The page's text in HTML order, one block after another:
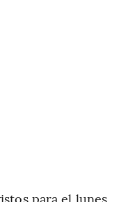
para el lunes